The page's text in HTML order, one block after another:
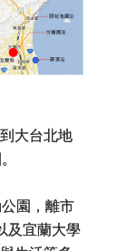
大台北地
園，離市
及宜蘭大學